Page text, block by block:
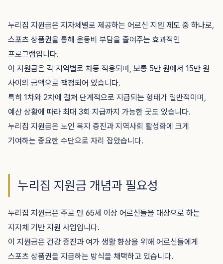
누리집 지원금은 지자체별로 제공하는 어르신 지원 제도 중 하나로,
스포츠 상품권을 통해 운동비 부담을 줄여주는 효과적인
프로그램입니다.
이 지원금은 각 지역별로 차등 적용되며, 보통 5만 원에서 15만 원
사이의 금액으로 책정되어 있습니다.
특히 1차와 2차에 걸쳐 단계적으로 지급되는 형태가 일반적이며,
예산 상황에 따라 최대 3회 지급까지 가능한 곳도 있습니다.
누리집 지원금은 노인 복지 증진과 지역사회 활성화에 크게
기여하는 중요한 수단으로 자리 잡았습니다.
누리집 지원금 개념과 필요성
누리집 지원금은 주로 만 65세 이상 어르신들을 대상으로 하는
지자체 기반 지원 사업입니다.
이 지원금은 건강 증진과 여가 생활 향상을 위해 어르신들에게
스포츠 상품권을 지급하는 방식을 채택하고 있습니다.